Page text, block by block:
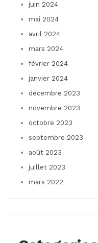
juin 2024
mai 2024
avril 2024
mars 2024
février 2024
janvier 2024
décembre 2023
novembre 2023
octobre 2023
septembre 2023
août 2023
juillet 2023
mars 2022